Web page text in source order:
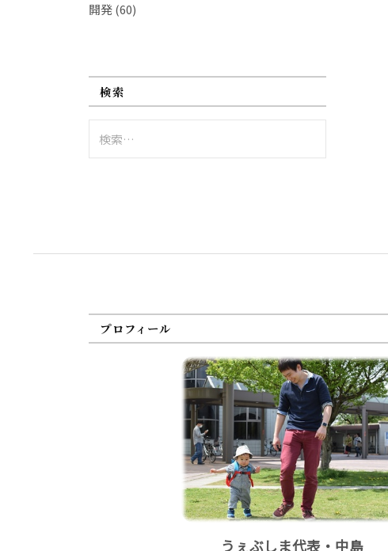
開発(60)
検索
索:
プロフィール
うぇぶしま代表・中島